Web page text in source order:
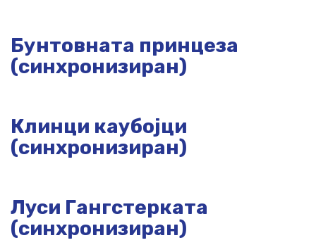
Бунтовната принцеза
(синхронизиран)
Клинци каубојци
(синхронизиран)
Луси Гангстерката
(синхронизиран)